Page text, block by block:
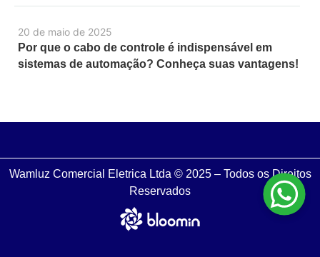
20 de maio de 2025
Por que o cabo de controle é indispensável em
sistemas de automação? Conheça suas vantagens!
Wamluz Comercial Eletrica Ltda © 2025 – Todos os Direitos
Reservados